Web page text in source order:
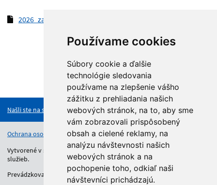
Používame cookies
Súbory cookie a ďalšie
technológie sledovania
používame na zlepšenie vášho
zážitku z prehliadania našich
webových stránok, na to, aby sme
vám zobrazovali prispôsobený
obsah a cielené reklamy, na
analýzu návštevnosti našich
webových stránok a na
pochopenie toho, odkiaľ naši
návštevníci prichádzajú.
2026_zadanie_RJB1_2
Našli ste na stránke chybu?
Ochrana osobných údajov Vyhlásenie o prístupnosti
Kontakt
Vytvorené v súlade s Jednotným dizajn manuálom elektronických
služieb.
Prevádzkovateľom služby je Regionálny úrad školskej správy.